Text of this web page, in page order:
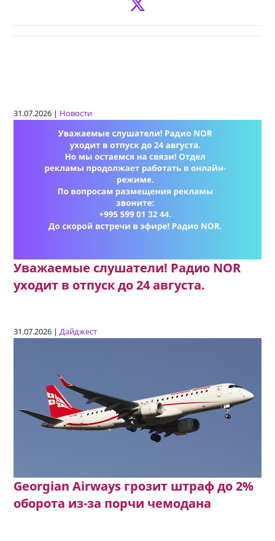
31.07.2026 | Новости
Уважаемые слушатели! Радио NOR
уходит в отпуск до 24 августа.
31.07.2026 |Дайджест
Georgian Airways грозит штраф до 2%
оборота из-за порчи чемодана